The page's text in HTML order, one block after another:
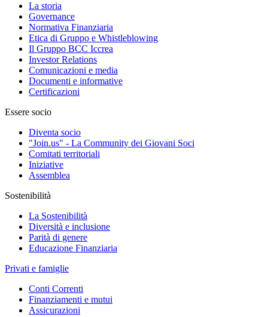
La storia
Governance
Normativa Finanziaria
Etica di Gruppo e Whistleblowing
Il Gruppo BCC Iccrea
Investor Relations
Comunicazioni e media
Documenti e informative
Certificazioni
Essere socio
Diventa socio
"Join.us" - La Community dei Giovani Soci
Comitati territoriali
Iniziative
Assemblea
Sostenibilità
La Sostenibilità
Diversità e inclusione
Parità di genere
Educazione Finanziaria
Privati e famiglie
Conti Correnti
Finanziamenti e mutui
Assicurazioni